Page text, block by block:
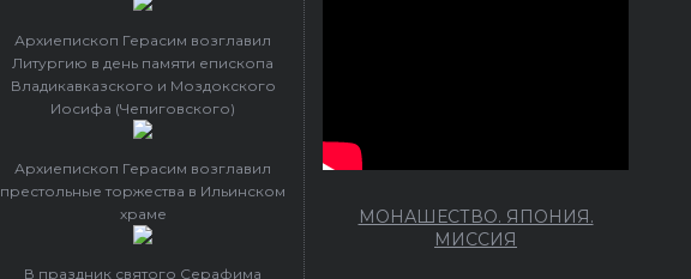
Архиепископ Герасим возглавил
Литургию в день памяти епископа
Владикавказского и Моздокского
Иосифа (Чепиговского)
Архиепископ Герасим возглавил
престольные торжества в Ильинском
храме
В праздник святого Серафима
МОНАШЕСТВО. ЯПОНИЯ.
МИССИЯ